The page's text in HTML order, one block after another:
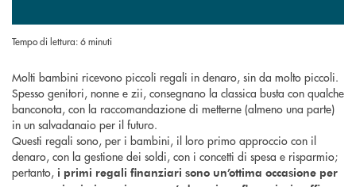
Tempo di lettura: 6 minuti
Molti bambini ricevono piccoli regali in denaro, sin da molto piccoli.
Spesso genitori, nonne e zii, consegnano la classica busta con qualche
banconota, con la raccomandazione di metterne (almeno una parte)
in un salvadanaio per il futuro.
Questi regali sono, per i bambini, il loro primo approccio con il
denaro, con la gestione dei soldi, con i concetti di spesa e risparmio;
pertanto, i primi regali finanziari sono un’ottima occasione per